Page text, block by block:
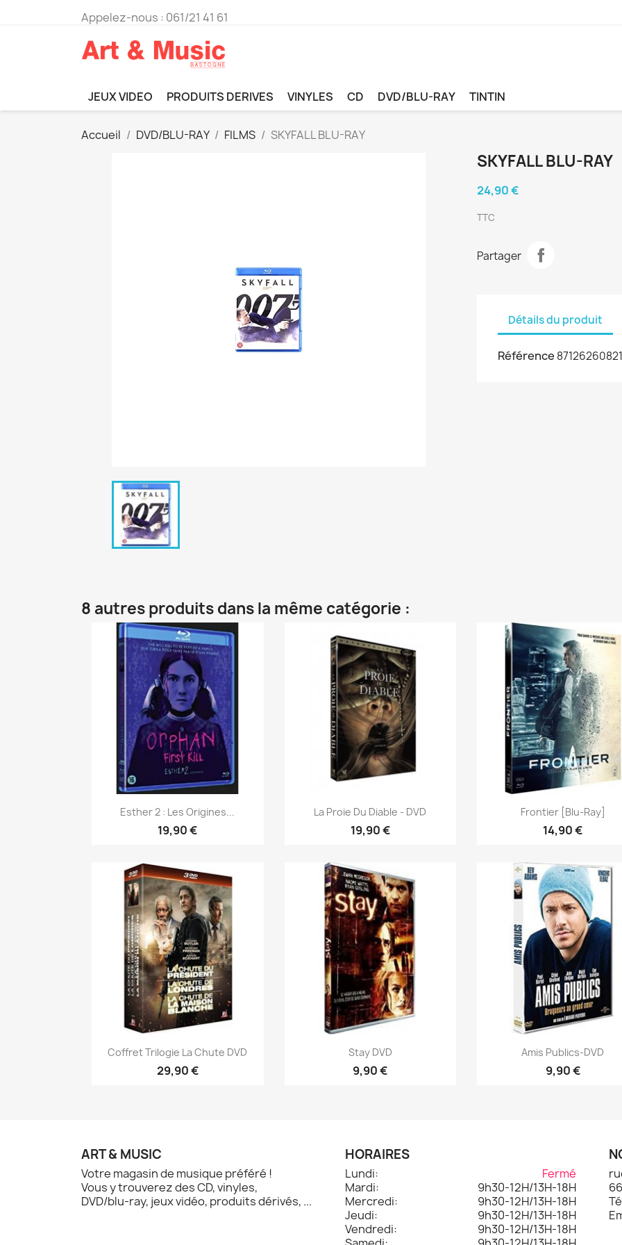
Appelez-nous : 061/21 41 61
JEUX VIDEO PRODUITS DERIVES VINYLES CD DVD/BLU-RAY TINTIN
Accueil DVD/BLU-RAY FILMS SKYFALL BLU-RAY
SKYFALL BLU-RAY
24,90 €
TTC
Partager
Détails du produit
Référence
8 autres produits dans la même catégorie :
Aperçu rapide
Esther 2 : Les Origines...
19,90 €
Aperçu rapide
La Proie Du Diable - DVD
19,90 €
Aperçu rapide
Frontier [Blu-Ray]
14,90 €
Aperçu rapide
Coffret Trilogie La Chute DVD
29,90 €
Aperçu rapide
Stay DVD
9,90 €
Aperçu rapide
Amis Publics-DVD
9,90 €
ART & MUSIC
Votre magasin de musique préféré !
Vous y trouverez des CD, vinyles,
DVD/blu-ray, jeux vidéo, produits dérivés, ...
HORAIRES
Lundi:
Fermé
Mardi:
9h30-12H/13H-18H
Mercredi:
9h30-12H/13H-18H
Jeudi:
9h30-12H/13H-18H
Vendredi:
9h30-12H/13H-18H